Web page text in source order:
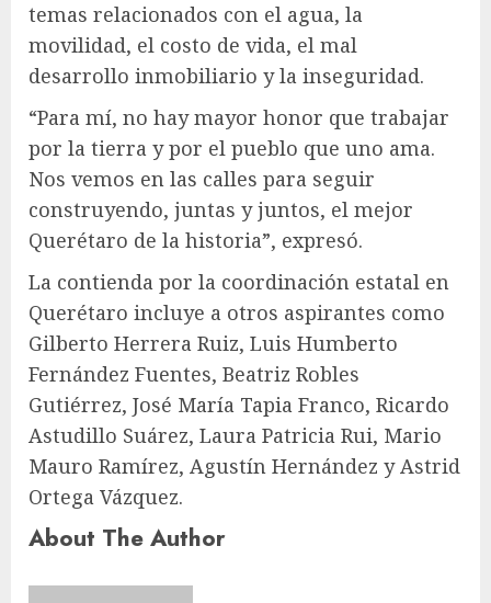
temas relacionados con el agua, la
movilidad, el costo de vida, el mal
desarrollo inmobiliario y la inseguridad.
“Para mí, no hay mayor honor que trabajar
por la tierra y por el pueblo que uno ama.
Nos vemos en las calles para seguir
construyendo, juntas y juntos, el mejor
Querétaro de la historia”, expresó.
La contienda por la coordinación estatal en
Querétaro incluye a otros aspirantes como
Gilberto Herrera Ruiz, Luis Humberto
Fernández Fuentes, Beatriz Robles
Gutiérrez, José María Tapia Franco, Ricardo
Astudillo Suárez, Laura Patricia Rui, Mario
Mauro Ramírez, Agustín Hernández y Astrid
Ortega Vázquez.
About The Author